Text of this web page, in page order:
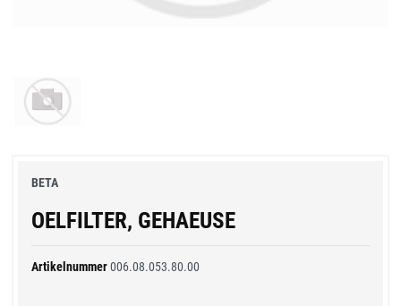
BETA
OELFILTER, GEHAEUSE
Artikelnummer006.08.053.80.00